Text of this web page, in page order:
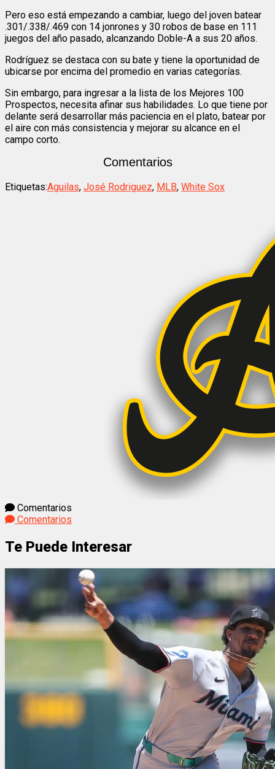
Pero eso está empezando a cambiar, luego del joven batear
.301/.338/.469 con 14 jonrones y 30 robos de base en 111
juegos del año pasado, alcanzando Doble-A a sus 20 años.
Rodríguez se destaca con su bate y tiene la oportunidad de
ubicarse por encima del promedio en varias categorías.
Sin embargo, para ingresar a la lista de los Mejores 100
Prospectos, necesita afinar sus habilidades. Lo que tiene por
delante será desarrollar más paciencia en el plato, batear por
el aire con más consistencia y mejorar su alcance en el
campo corto.
Comentarios
Etiquetas:Aguilas, José Rodriguez, MLB, White Sox
Comentarios
Comentarios
Te Puede Interesar